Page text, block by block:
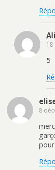
18
5
8